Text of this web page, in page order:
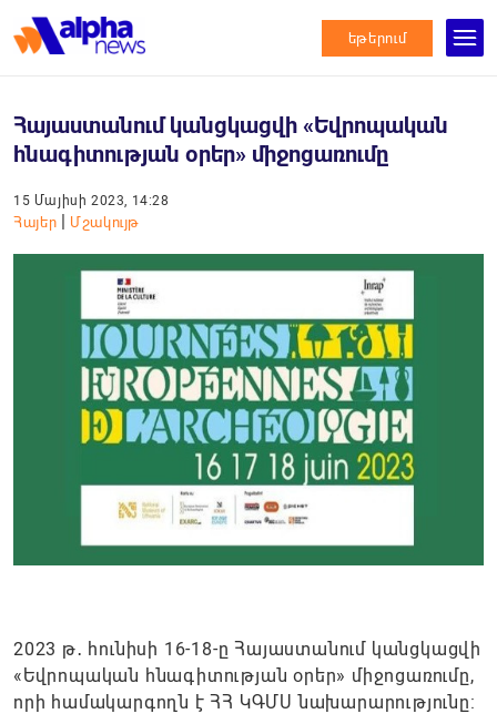
եթերում
Հայաստանում կանցկացվի «Եվրոպական
հնագիտության օրեր» միջոցառումը
15 Մայիսի 2023, 14:28
Հայեր | Մշակույթ
2023 թ․ հունիսի 16-18-ը Հայաստանում կանցկացվի
«Եվրոպական հնագիտության օրեր» միջոցառումը,
որի համակարգողն է ՀՀ ԿԳՄՍ նախարարությունը: